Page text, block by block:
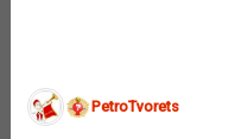
PetroTvorets